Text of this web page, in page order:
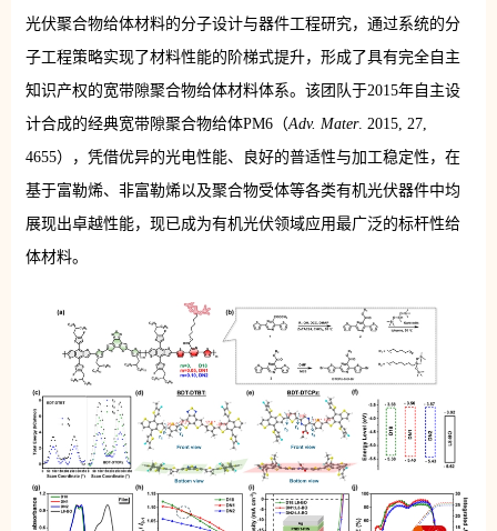
光伏聚合物给体材料的分子设计与器件工程研究，通过系统的分
子工程策略实现了材料性能的阶梯式提升，形成了具有完全自主
知识产权的宽带隙聚合物给体材料体系。该团队于2015年自主设
计合成的经典宽带隙聚合物给体PM6（Adv. Mater. 2015, 27,
4655），凭借优异的光电性能、良好的普适性与加工稳定性，在
基于富勒烯、非富勒烯以及聚合物受体等各类有机光伏器件中均
展现出卓越性能，现已成为有机光伏领域应用最广泛的标杆性给
体材料。